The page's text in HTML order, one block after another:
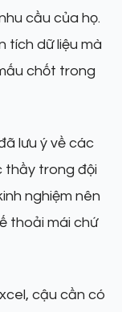
cầu của họ.
tích dữ liệu mà
chốt trong
lưu ý về các
thầy trong đội
nghiệm nên
thoải mái chứ
cậu cần có